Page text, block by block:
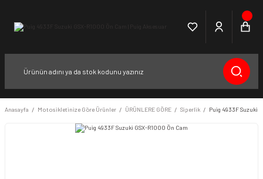
Anasayfa Motosikletinize Göre Ürünler ÜRÜNLERE GÖRE Siperlik Puig 4933F Suzuki